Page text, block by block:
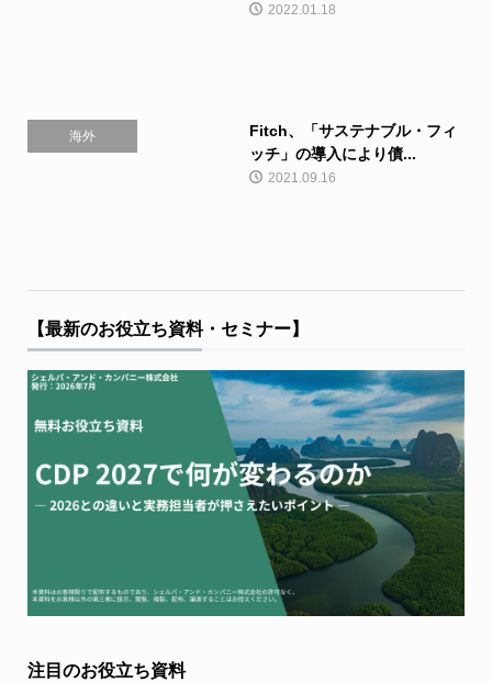
2022.01.18
海外
Fitch、「サステナブル・フィ
ッチ」の導入により債...
2021.09.16
【最新のお役立ち資料・セミナー】
注目のお役立ち資料